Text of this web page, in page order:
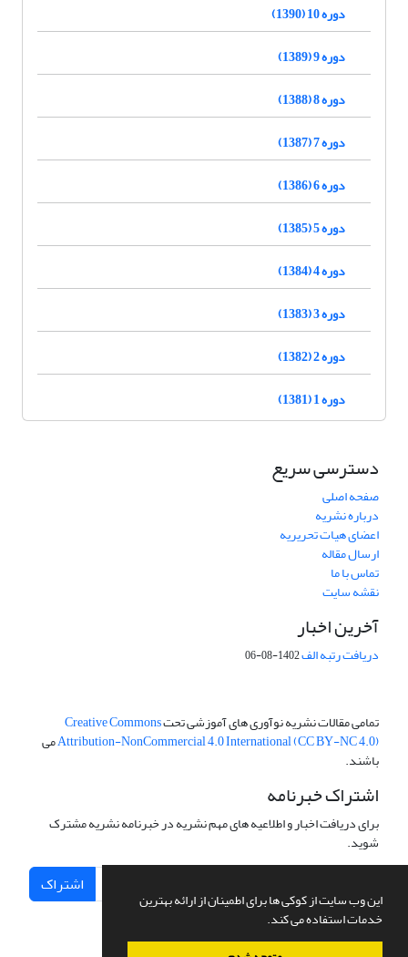
این وب سایت از کوکی ها برای اطمینان از ارائه بهترین
خدمات استفاده می کند.
دوره 10 (1390)
دوره 9 (1389)
دوره 8 (1388)
دوره 7 (1387)
دوره 6 (1386)
دوره 5 (1385)
دوره 4 (1384)
دوره 3 (1383)
دوره 2 (1382)
دوره 1 (1381)
دسترسی سریع
صفحه اصلی
درباره نشریه
اعضای هیات تحریریه
ارسال مقاله
تماس با ما
نقشه سایت
آخرین اخبار
دریافت رتبه الف1402-08-06
تمامی مقالات نشریه نوآوری های آموزشی تحتCreative Commons
Attribution-NonCommercial 4.0 International (CC BY-NC 4.0)می
باشند.
اشتراک خبرنامه
برای دریافت اخبار و اطلاعیه های مهم نشریه در خبرنامه نشریه مشترک
شوید.
اشتراک